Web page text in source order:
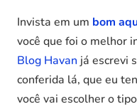
Invista em um bom
você que foi o melhor
Blog Havan já escrevi
conferida lá, que eu
você vai escolher o